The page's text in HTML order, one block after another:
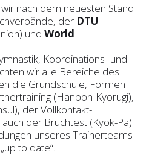
nach dem neuesten Stand
der DTU
und World
Koordinations- und
wir alle Bereiche des
die Grundschule, Formen
(Hanbon-Kyorugi),
der Vollkontakt-
der Bruchtest (Kyok-Pa).
unseres Trainerteams
to date“.